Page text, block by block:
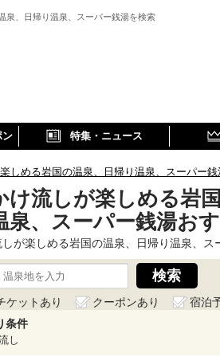
泉、日帰り温泉、スーパー銭湯を検索
ン 特集・ニュース
しめる岩国の温泉、日帰り温泉、スーパー銭
け流しが楽しめる岩
泉、スーパー銭湯お
が楽しめる岩国の温泉、日帰り温泉、ス
ケットあり クーポンあり
宿泊
条件
し